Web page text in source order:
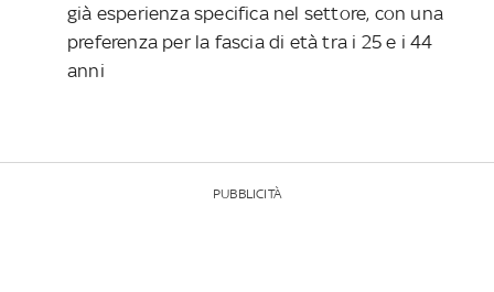
già esperienza specifica nel settore, con una
preferenza per la fascia di età tra i 25 e i 44
anni
PUBBLICITÀ